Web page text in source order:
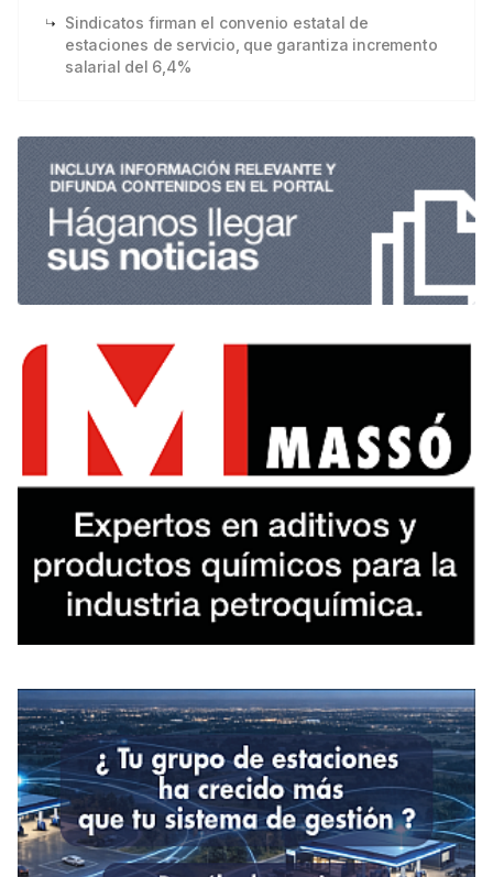
Sindicatos firman el convenio estatal de
estaciones de servicio, que garantiza incremento
salarial del 6,4%